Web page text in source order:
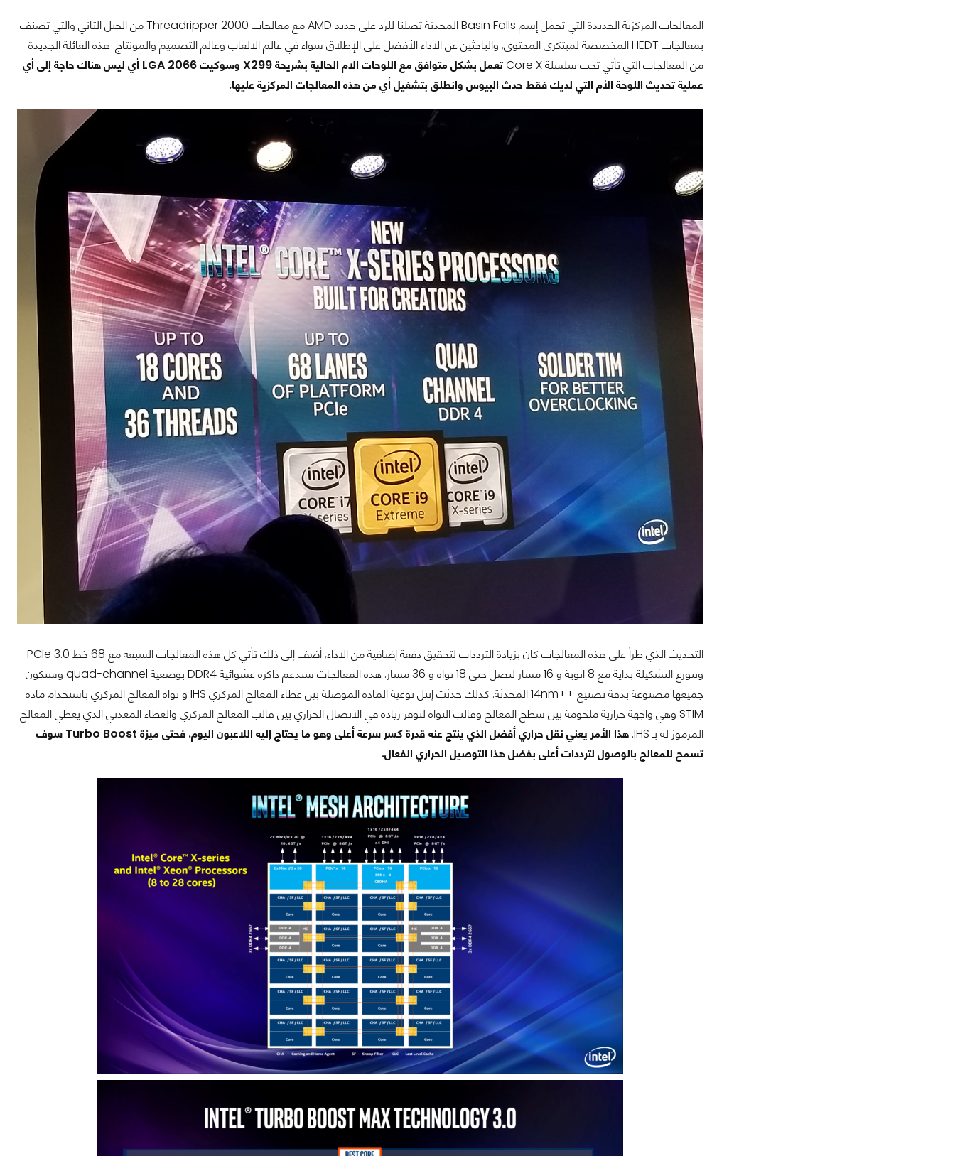
المعالجات المركزية الجديدة التي تحمل إسم Basin Falls المحدثة تصلنا للرد على جديد AMD مع معالجات Threadripper 2000 من الجيل الثاني والتي تصنف
بمعالجات HEDT المخصصة لمبتكري المحتوى, والباحثين عن الاداء الأفضل على الإطلاق سواء في عالم الالعاب وعالم التصميم والمونتاج. هذه العائلة الجديدة
من المعالجات التي تأتي تحت سلسلة Core X
تعمل بشكل متوافق مع اللوحات الام الحالية بشريحة X299 وسوكيت LGA 2066 أي ليس هناك حاجة إلى أي
عملية تحديث اللوحة الأم التي لديك فقط حدث البيوس وانطلق بتشغيل أي من هذه المعالجات المركزية عليها.
التحديث الذي طرأ على هذه المعالجات كان بزيادة الترددات لتحقيق دفعة إضافية من الاداء, أضف إلى ذلك تأتي كل هذه المعالجات السبعه مع 68 خط PCIe 3.0
وتتوزع التشكيلة بداية مع 8 انوية و 16 مسار لتصل حتى 18 نواة و 36 مسار. هذه المعالجات ستدعم ذاكرة عشوائية DDR4 بوضعية quad-channel وستكون
جميعها مصنوعة بدقة تصنيع ++14nm المحدثة. كذلك حدثت إنتل نوعية المادة الموصلة بين غطاء المعالج المركزي IHS و نواة المعالج المركزي باستخدام مادة
STIM وهي واجهة حرارية ملحومة بين سطح المعالج وقالب النواة لتوفر زيادة في الاتصال الحراري بين قالب المعالج المركزي والغطاء المعدني الذي يغطي المعالج
المرموز له بـ IHS.
هذا الأمر يعني نقل حراري أفضل الذي ينتج عنه قدرة كسر سرعة أعلى وهو ما يحتاج إليه اللاعبون اليوم. فحتى ميزة Turbo Boost سوف
تسمح للمعالج بالوصول لترددات أعلى بفضل هذا التوصيل الحراري الفعال.